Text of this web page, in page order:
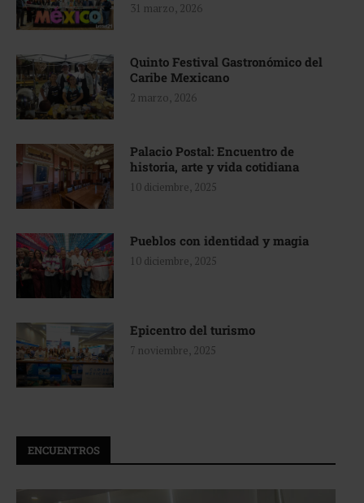
31 marzo, 2026
Quinto Festival Gastronómico del
Caribe Mexicano
2 marzo, 2026
Palacio Postal: Encuentro de
historia, arte y vida cotidiana
10 diciembre, 2025
Pueblos con identidad y magia
10 diciembre, 2025
Epicentro del turismo
7 noviembre, 2025
ENCUENTROS